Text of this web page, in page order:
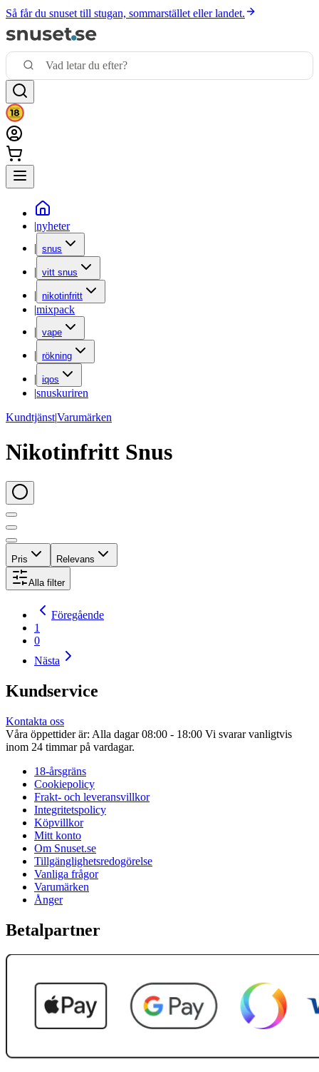
Så får du snuset till stugan, sommarstället eller landet.
|nyheter
| snus
| vitt snus
| nikotinfritt
|mixpack
| vape
| rökning
| iqos
|snuskuriren
Kundtjänst|Varumärken
Nikotinfritt Snus
Pris Relevans
Alla filter
Föregående
1
0
Nästa
Kundservice
Kontakta oss
Våra öppettider är: Alla dagar 08:00 - 18:00 Vi svarar vanligtvis
inom 24 timmar på vardagar.
18-årsgräns
Cookiepolicy
Frakt- och leveransvillkor
Integritetspolicy
Köpvillkor
Mitt konto
Om Snuset.se
Tillgänglighetsredogörelse
Vanliga frågor
Varumärken
Ånger
Betalpartner